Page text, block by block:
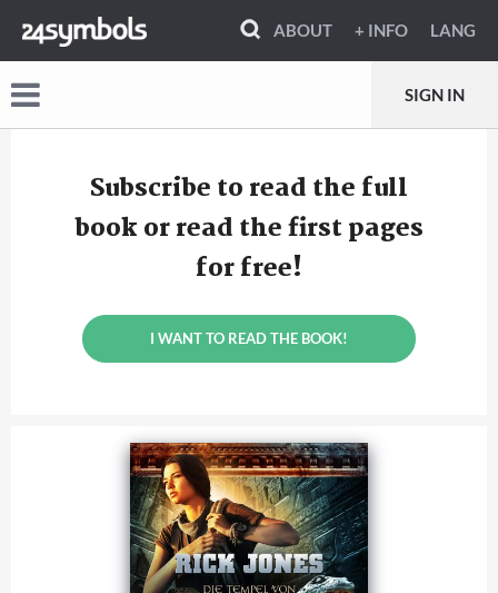
ABOUT + INFO LANG
SIGN IN
Subscribe to read the full
book or read the first pages
for free!
I WANT TO READ THE BOOK!